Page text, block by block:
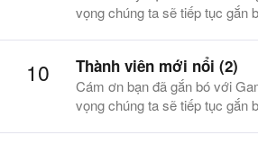
vọng chúng ta sẽ tiếp tục gắn
10 Thành viên mới nổi (2)
Cám ơn bạn đã gắn bó với
vọng chúng ta sẽ tiếp tục gắn